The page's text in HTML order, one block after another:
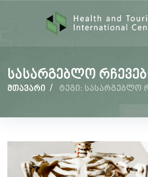
სასარგებლო
მთავარი / ტეგი: სასარგებლო
სასარგებლო
რჩევები